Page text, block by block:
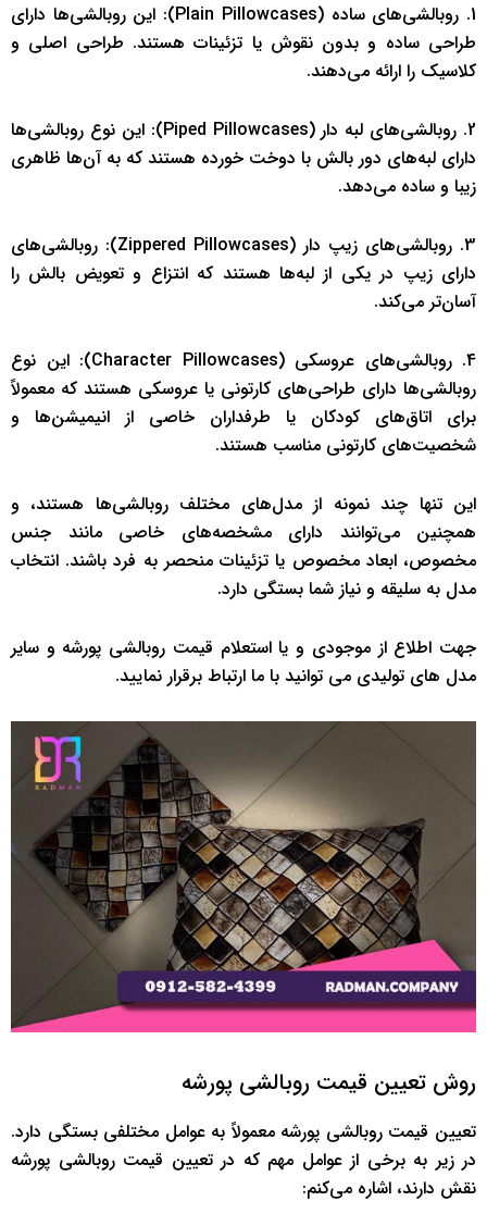
1. روبالشی‌های ساده (Plain Pillowcases): این روبالشی‌ها دارای
طراحی ساده و بدون نقوش یا تزئینات هستند. طراحی اصلی و
کلاسیک را ارائه می‌دهند.
2. روبالشی‌های لبه دار (Piped Pillowcases): این نوع روبالشی‌ها
دارای لبه‌های دور بالش با دوخت خورده هستند که به آن‌ها ظاهری
زیبا و ساده می‌دهد.
3. روبالشی‌های زیپ دار (Zippered Pillowcases): روبالشی‌های
دارای زیپ در یکی از لبه‌ها هستند که انتزاع و تعویض بالش را
آسان‌تر می‌کند.
4. روبالشی‌های عروسکی (Character Pillowcases): این نوع
روبالشی‌ها دارای طراحی‌های کارتونی یا عروسکی هستند که معمولاً
برای اتاق‌های کودکان یا طرفداران خاصی از انیمیشن‌ها و
شخصیت‌های کارتونی مناسب هستند.
این تنها چند نمونه از مدل‌های مختلف روبالشی‌ها هستند، و
همچنین می‌توانند دارای مشخصه‌های خاصی مانند جنس
مخصوص، ابعاد مخصوص یا تزئینات منحصر به فرد باشند. انتخاب
مدل به سلیقه و نیاز شما بستگی دارد.
جهت اطلاع از موجودی و یا استعلام قیمت روبالشی پورشه و سایر
مدل های تولیدی می توانید با ما ارتباط برقرار نمایید.
روش تعیین قیمت روبالشی پورشه
تعیین قیمت روبالشی پورشه معمولاً به عوامل مختلفی بستگی دارد.
در زیر به برخی از عوامل مهم که در تعیین قیمت روبالشی پورشه
نقش دارند، اشاره می‌کنم: